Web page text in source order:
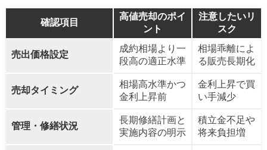
確認項目
高値売却のポイ
ント
注意したいリ
スク
売出価格設定
成約相場より一
段高の適正水準
相場乖離によ
る販売長期化
売却タイミング
相場高水準かつ
金利上昇前
金利上昇で買
い手減少
管理・修繕状況
長期修繕計画と
実施内容の明示
積立金不足や
将来負担増